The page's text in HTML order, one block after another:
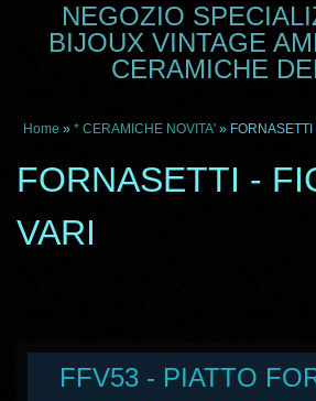
NEGOZIO
BIJOUX VINTAGE
CERAMICHE
Home » * CERAMICHE NOVITA' » FORNASETTI
FORNASETTI -
VARI
FFV53 - PIATTO